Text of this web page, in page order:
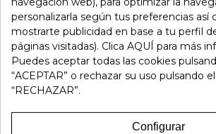
Referencia: 183276
Marca: Gaimo
Favorito
16 OTROS PRODUCTOS EN LA MISMA
personalizarla según tus preferencias así
mostrarte publicidad en base a tu perfil
páginas visitadas). Clica AQUÍ para más
Puedes aceptar todas las cookies
“ACEPTAR” o rechazar su uso pulsando
“RECHAZAR”.
Configurar